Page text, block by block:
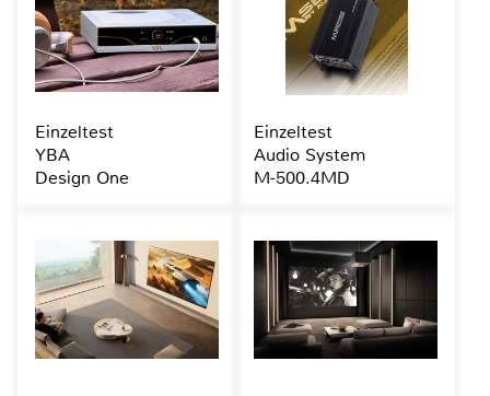
Einzeltest
YBA
Design One
Einzeltest
Audio System
M-500.4MD